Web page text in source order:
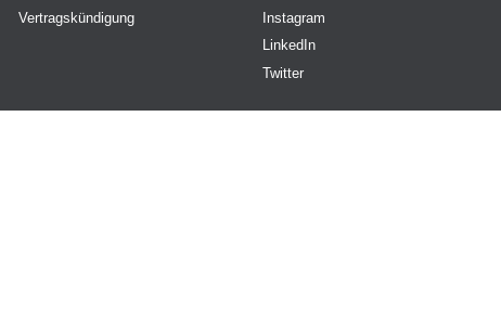
Vertragskündigung
Instagram
LinkedIn
Twitter